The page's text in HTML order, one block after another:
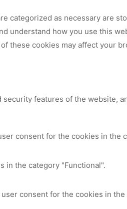
categorized as necessary are
understand how you use this
these cookies may affect your
features of the website,
consent for the cookies in the
in the category "Functional".
consent for the cookies in